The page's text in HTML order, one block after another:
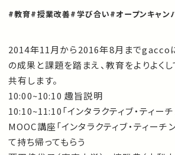
#教育#授業改善#学び合い#オープンキャン
2014年11月から2016年8月までgaccoに
の成果と課題を踏まえ、教育をよりよく
共有します。
10:00~10:10 趣旨説明
10:10~11:10「インタラクティブ・ティー
MOOC講座「インタラクティブ・ティー
て持ち帰ってもらう